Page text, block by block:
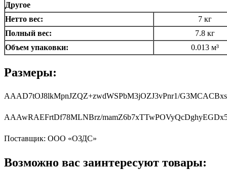
Другое
Нетто вес:
7 кг
Полный вес:
7.8 кг
Объем упаковки:
0.013 м³
Размеры:
Поставщик: ООО «ОЗДС»
Возможно вас заинтересуют товары: